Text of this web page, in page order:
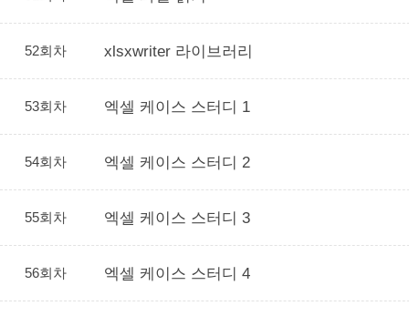
52회차 xlsxwriter 라이브러리
53회차 엑셀 케이스 스터디 1
54회차 엑셀 케이스 스터디 2
55회차 엑셀 케이스 스터디 3
56회차 엑셀 케이스 스터디 4